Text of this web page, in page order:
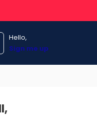
Hello,
Sign me up